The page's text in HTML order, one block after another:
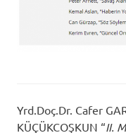
Yrd.Doç.Dr. Cafer
KÜÇÜKCOŞKUN “II.